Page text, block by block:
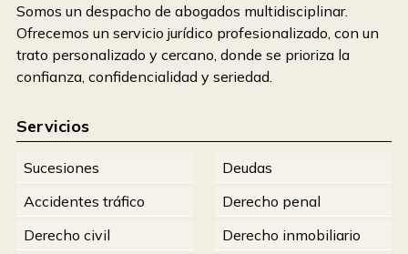
Somos un despacho de abogados multidisciplinar.
Ofrecemos un servicio jurídico profesionalizado, con un
trato personalizado y cercano, donde se prioriza la
confianza, confidencialidad y seriedad.
Servicios
Sucesiones
Deudas
Accidentes tráfico
Derecho penal
Derecho civil
Derecho inmobiliario